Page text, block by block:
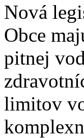
Nová
Obce
pitnej
limitov